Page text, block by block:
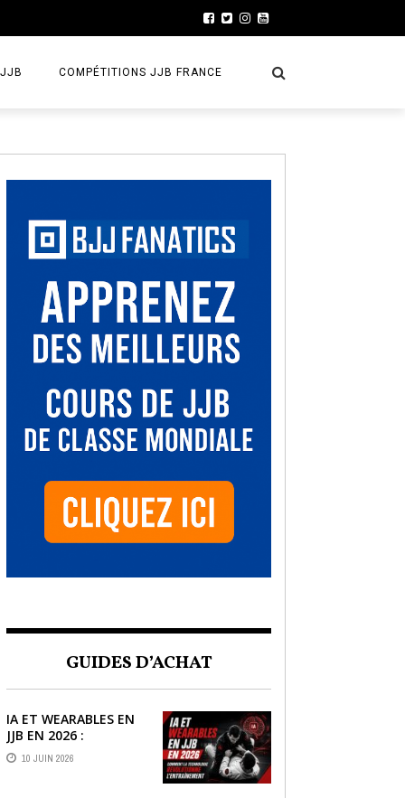
COMPÉTITIONS JJB FRANCE
GUIDES D’ACHAT
IA ET WEARABLES EN
JJB EN 2026 :
COMMENT LA
TECHNOLOGIE
10 JUIN 2026